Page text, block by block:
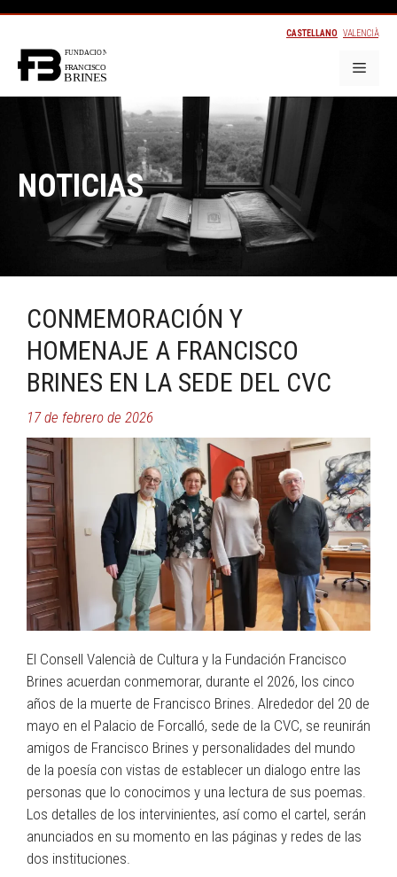
CASTELLANO VALENCIÀ
NOTICIAS
CONMEMORACIÓN Y
HOMENAJE A FRANCISCO
BRINES EN LA SEDE DEL CVC
17 de febrero de 2026
El Consell Valencià de Cultura y la Fundación Francisco
Brines acuerdan conmemorar, durante el 2026, los cinco
años de la muerte de Francisco Brines. Alrededor del 20 de
mayo en el Palacio de Forcalló, sede de la CVC, se reunirán
amigos de Francisco Brines y personalidades del mundo
de la poesía con vistas de establecer un dialogo entre las
personas que lo conocimos y una lectura de sus poemas.
Los detalles de los intervinientes, así como el cartel, serán
anunciados en su momento en las páginas y redes de las
dos instituciones.